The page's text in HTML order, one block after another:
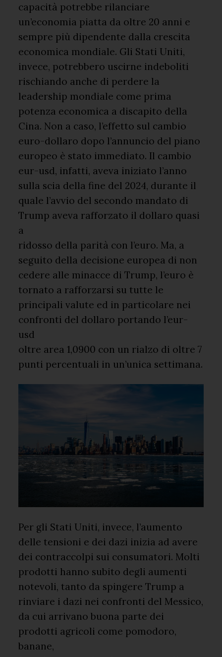
capacità potrebbe rilanciare
un’economia piatta da oltre 20 anni e
sempre più dipendente dalla crescita
economica mondiale. Gli Stati Uniti,
invece, potrebbero uscirne indeboliti
rischiando anche di perdere la
leadership mondiale come prima
potenza economica a discapito della
Cina. Non a caso, l’effetto sul cambio
euro-dollaro dopo l’annuncio del piano
europeo è stato immediato. Il cambio
eur-usd, infatti, aveva iniziato l’anno
sulla scia della fine del 2024, durante il
quale l’avvio del secondo mandato di
Trump aveva rafforzato il dollaro quasi
a
ridosso della parità con l’euro. Ma, a
seguito della decisione europea di non
cedere alle minacce di Trump, l’euro è
tornato a rafforzarsi su tutte le
principali valute ed in particolare nei
confronti del dollaro portando l’eur-
usd
oltre area 1,0900 con un rialzo di oltre 7
punti percentuali in un’unica settimana.
Per gli Stati Uniti, invece, l’aumento
delle tensioni e dei dazi inizia ad avere
dei contraccolpi sui consumatori. Molti
prodotti hanno subito degli aumenti
notevoli, tanto da spingere Trump a
rinviare i dazi nei confronti del Messico,
da cui arrivano buona parte dei
prodotti agricoli come pomodoro,
banane,